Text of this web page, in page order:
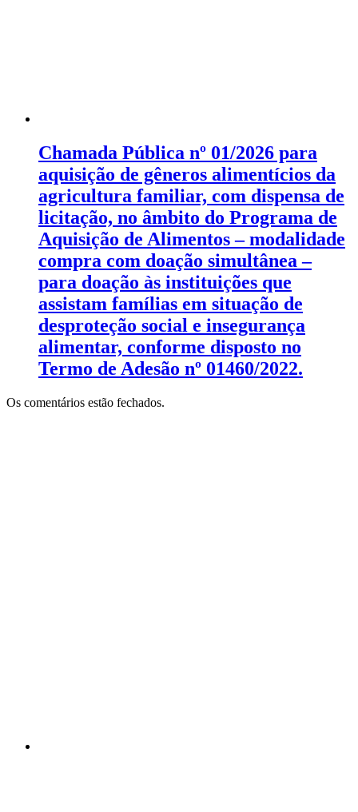
Chamada Pública nº 01/2026 para
aquisição de gêneros alimentícios da
agricultura familiar, com dispensa de
licitação, no âmbito do Programa de
Aquisição de Alimentos – modalidade
compra com doação simultânea –
para doação às instituições que
assistam famílias em situação de
desproteção social e insegurança
alimentar, conforme disposto no
Termo de Adesão nº 01460/2022.
Os comentários estão fechados.